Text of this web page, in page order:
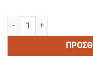
PREMIUM BLACK 50-